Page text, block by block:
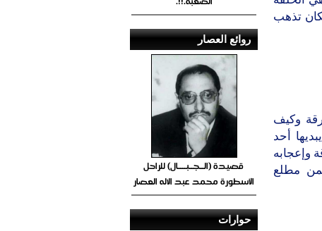
تذهب
وكيف
أحد
وإعجابه
مطلع
روائع العصار
قصيدة (الــجــبــــال) للراحل
الأسطورة محمد عبد الاله العصار
حوارات